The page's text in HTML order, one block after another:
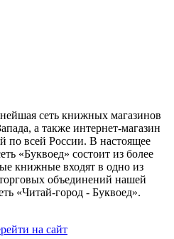
сеть книжных магазинов
а также интернет-магазин
по всей России. В настоящее
«Буквоед» состоит из более
книжные входят в одно из
объединений нашей
«Читай-город - Буквоед».
на сайт